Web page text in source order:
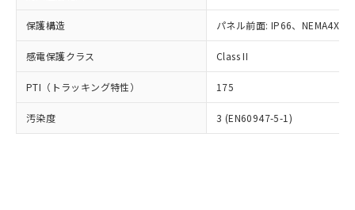
保護構造 パネル前面: IP66、NEMA4X,
感電保護クラス Class II
PTI（トラッキング特性） 175
汚染度 3 (EN60947-5-1)
登録された部品リストについて、当社
および当社の共同利用者が、当社の製
品・サービスに関するお客様との取
引・商談に必要な範囲で利用すること
※当社の共同利用者とは、"個人情報
の「1.共同利
用者の範囲」に記載されている法人を
※3 非含有証明書ダウンロード
下記の非含有証明書をダウンロードするこ
とができます。
EU RoHS指令（10物質）の非含有証明書
51物質の非含有証明書（当社基準）
※本証明書は発行日時点で非含有を証明す
るもので、過去に遡って非含有を証明する
キャンセル